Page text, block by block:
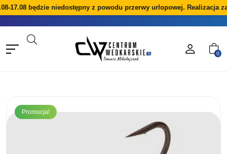
17.08 będzie niedostępny z powodu przerwy urlopowej. Realizacja
0
Promocja!